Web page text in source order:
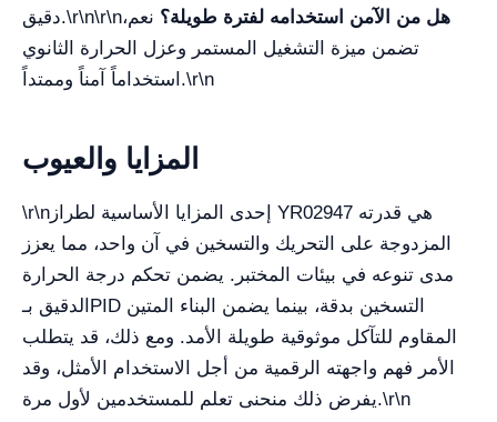
دقيق.\r\n\r\n
هل من الآمن استخدامه لفترة طويلة؟ نعم،
تضمن ميزة التشغيل المستمر وعزل الحرارة الثانوي
استخداماً آمناً وممتداً.\r\n
المزايا والعيوب
\r\nإحدى المزايا الأساسية لطراز YR02947 هي قدرته
المزدوجة على التحريك والتسخين في آن واحد، مما يعزز
مدى تنوعه في بيئات المختبر. يضمن تحكم درجة الحرارة
الدقيق بـPID التسخين بدقة، بينما يضمن البناء المتين
المقاوم للتآكل موثوقية طويلة الأمد. ومع ذلك، قد يتطلب
الأمر فهم واجهته الرقمية من أجل الاستخدام الأمثل، وقد
يفرض ذلك منحنى تعلم للمستخدمين لأول مرة.\r\n